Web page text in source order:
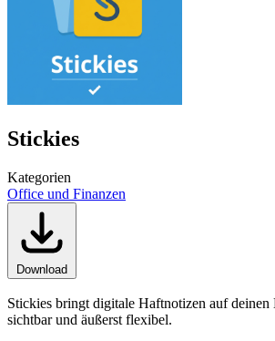
Stickies
Kategorien
Office und Finanzen
Download
Stickies bringt digitale Haftnotizen auf deinen
sichtbar und äußerst flexibel.